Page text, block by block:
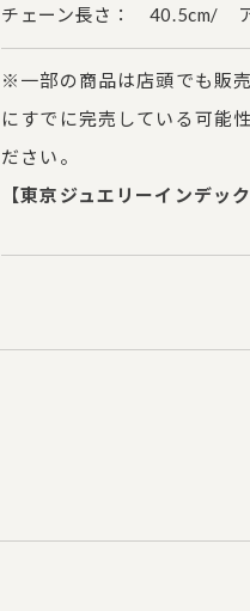
チェーン長さ： 40.5cm/ ア
※一部の商品は店頭でも販
にすでに完売している可能
ださい。
【東京ジュエリーインデッ